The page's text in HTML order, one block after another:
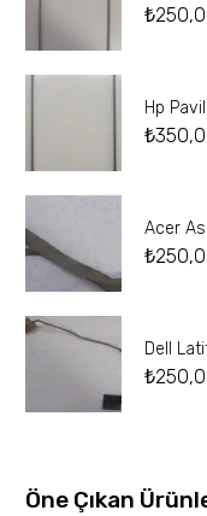
₺
Hp
₺
Acer
₺
Dell
₺
Öne Çıkan